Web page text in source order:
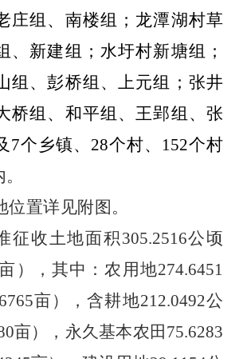
庄组、南楼组；龙潭湖村草
、新建组；水圩村新塘组；
组、彭桥组、上元组；张井
桥组、和平组、王郢组、张
7个乡镇、 28个村、 152个村
。
位置详见附图。
征收土地面积305.2516公顷
），其中：农用地274.6451
亩），含耕地212.0492公
亩），永久基本农田 75.6283